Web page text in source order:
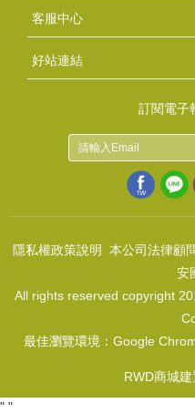
皂包裝組~
皂彩紙
(
(
總部
北區
中區
南區
東區
海外
客服中心
會員等級
購物流程
訂單查詢
常見問題
海外訂購流程
連絡我們
下載專區
紅利點數
好站連結
訂閱電子
隱私權政策說明 本公司法律顧
安
All rights reserved copyright
最佳瀏覽環境：Google
RWD商城
" "